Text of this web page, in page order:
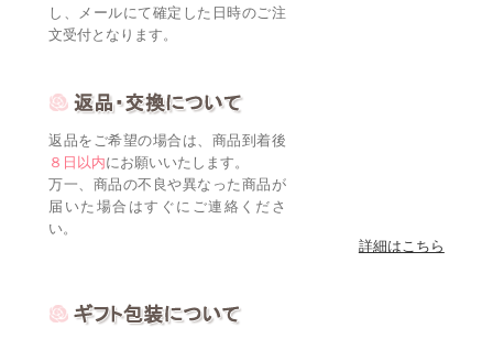
し、メールにて確定した日時のご注
文受付となります。
返品をご希望の場合は、商品到着後
８日以内にお願いいたします。
万一、商品の不良や異なった商品が
届いた場合はすぐにご連絡くださ
い。
詳細はこちら